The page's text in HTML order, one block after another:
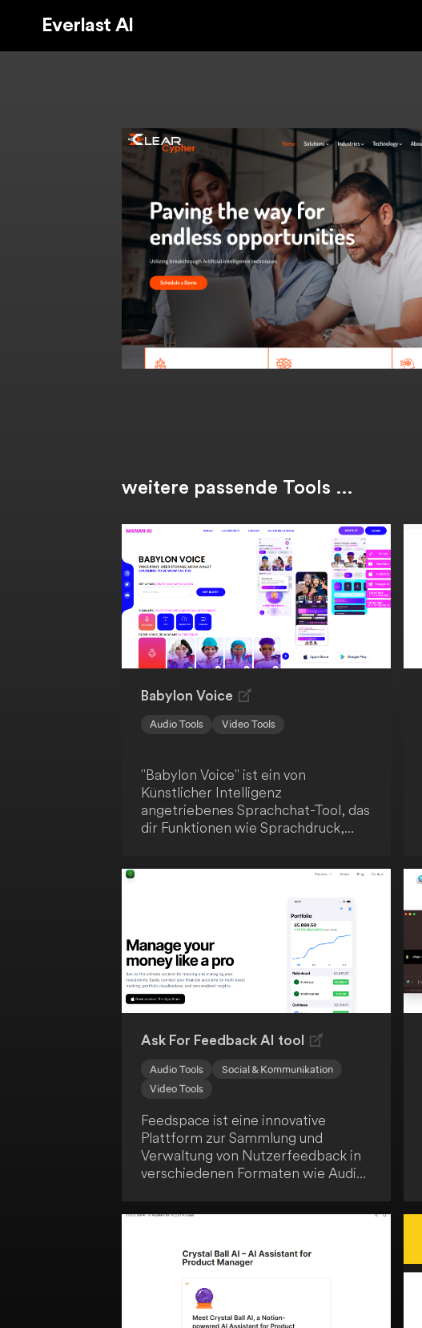
Everlast AI
weitere passende Tools …
Babylon Voice
Audio Tools Video Tools
"Babylon Voice" ist ein von
Künstlicher Intelligenz
angetriebenes Sprachchat-Tool, das
dir Funktionen wie Sprachdruck,
Stimme, um mit dem KI-System
Texte, hochgeladene Dateien und
Videos von verschiedenen
Plattformen zu diskutieren. So
erweiterst du die
Interaktionsmöglichkeiten zwischen
dir und Künstlicher Intelligenz.
Ask For Feedback AI tool
Audio Tools
Social & Kommunikation
Video Tools
Feedspace ist eine innovative
Plattform zur Sammlung und
Verwaltung von Nutzerfeedback in
verschiedenen Formaten wie Audio,
stärken, indem sie qualitativ
hochwertiges Feedback nahtlos
erfasst. Mit Funktionen wie der
Erstellung von Formularen, der